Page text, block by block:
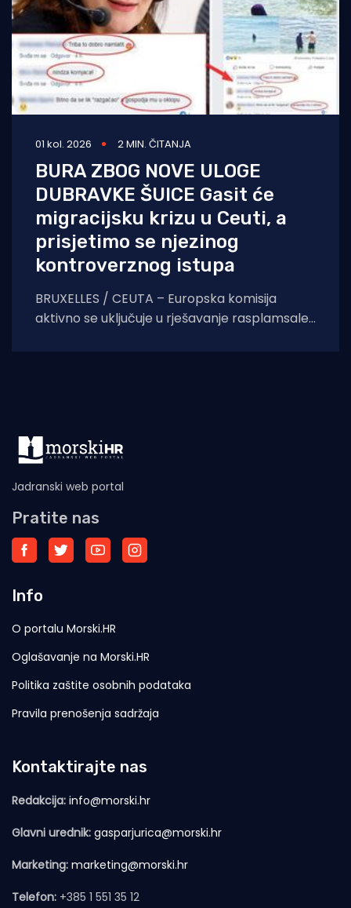
01 kol. 2026 2 MIN. ČITANJA
BURA ZBOG NOVE ULOGE
DUBRAVKE ŠUICE Gasit će
migracijsku krizu u Ceuti, a
prisjetimo se njezinog
kontroverznog istupa
BRUXELLES / CEUTA – Europska komisija
aktivno se uključuje u rješavanje rasplamsale
Jadranski web portal
Pratite nas
Info
O portalu Morski.HR
Oglašavanje na Morski.HR
Politika zaštite osobnih podataka
Pravila prenošenja sadržaja
Kontaktirajte nas
Redakcija: info@morski.hr
Glavni urednik: gasparjurica@morski.hr
Marketing: marketing@morski.hr
Telefon: +385 1 551 35 12